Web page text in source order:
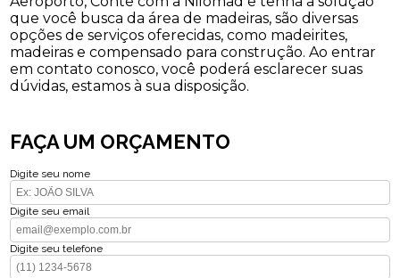
que você busca da área de madeiras, são diversas
opções de serviços oferecidas, como madeirites,
madeiras e compensado para construção. Ao entrar
em contato conosco, você poderá esclarecer suas
dúvidas, estamos à sua disposição.
FAÇA UM ORÇAMENTO
Digite seu nome
Digite seu email
Digite seu telefone